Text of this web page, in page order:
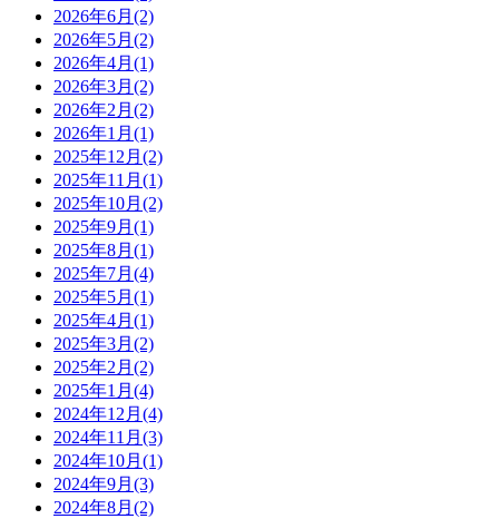
2026年6月(2)
2026年5月(2)
2026年4月(1)
2026年3月(2)
2026年2月(2)
2026年1月(1)
2025年12月(2)
2025年11月(1)
2025年10月(2)
2025年9月(1)
2025年8月(1)
2025年7月(4)
2025年5月(1)
2025年4月(1)
2025年3月(2)
2025年2月(2)
2025年1月(4)
2024年12月(4)
2024年11月(3)
2024年10月(1)
2024年9月(3)
2024年8月(2)